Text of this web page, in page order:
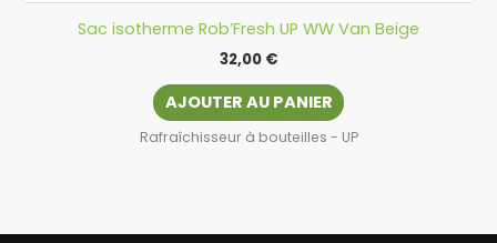
Sac isotherme Rob’Fresh UP WW Van Beige
32,00 €
AJOUTER AU PANIER
Rafraîchisseur à bouteilles - UP